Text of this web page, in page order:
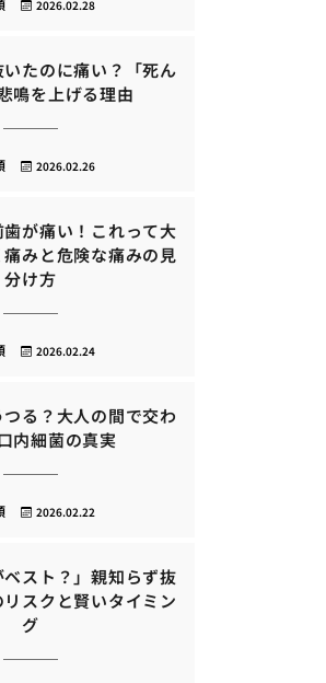
2026.02.28
たのに痛い？「死ん
鳴を上げる理由
2026.02.26
が痛い！これって大
みと危険な痛みの見
分け方
2026.02.24
る？大人の間で交わ
内細菌の真実
2026.02.22
ベスト？」親知らず抜
スクと賢いタイミン
グ